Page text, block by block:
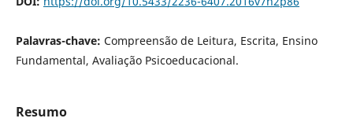
Palavras-chave: Compreensão de Leitura, Escrita, Ensino
Fundamental, Avaliação Psicoeducacional.
Resumo